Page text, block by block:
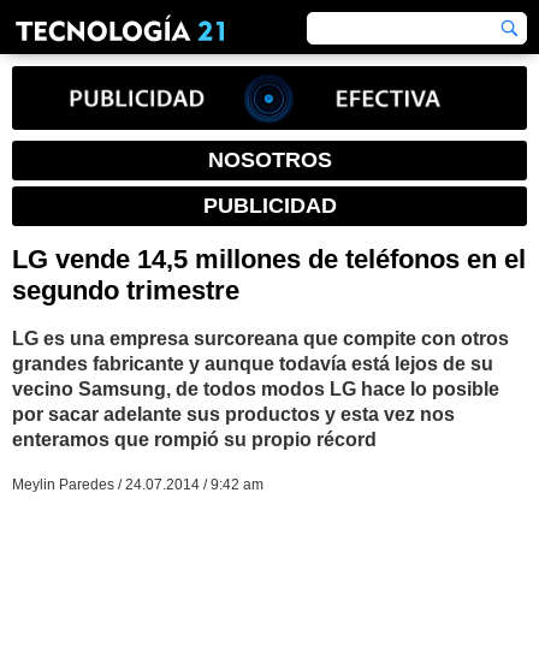
NOSOTROS
PUBLICIDAD
LG vende 14,5 millones de teléfonos en el
segundo trimestre
LG es una empresa surcoreana que compite con otros
grandes fabricante y aunque todavía está lejos de su
vecino Samsung, de todos modos LG hace lo posible
por sacar adelante sus productos y esta vez nos
enteramos que rompió su propio récord
Meylin Paredes / 24.07.2014 / 9:42 am